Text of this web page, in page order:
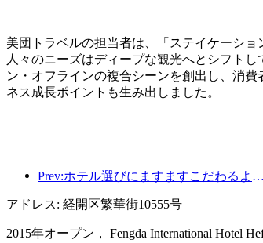
美団トラベルの担当者は、「ステイケーシ
人々のニーズはディープな観光へとシフト
ン・オフラインの複合シーンを創出し、消
ネス成長ポイントも生み出しました。
Prev:ホテル選びにますますこだわるようになりましたか?中級・高級ブランドはどれも細部にこだわっている
アドレス: 経開区繁華街10555号
2015年オープン， Fengda International Hotel